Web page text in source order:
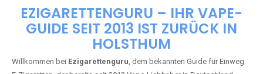
EZIGARETTENGURU – IHR VAPE-
GUIDE SEIT 2013 IST ZURÜCK IN
HOLSTHUM
Willkommen bei Ezigarettenguru, dem bekannten Guide für Einweg